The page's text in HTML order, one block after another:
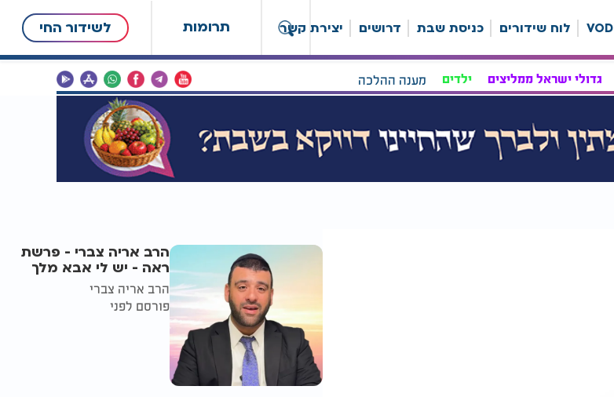
תרומות לשידור החי VOD לוח שידורים כניסת שבת דרושים יצירת קשר
גדולי ישראל ממליצים ילדים מענה ההלכה
הרב אריה צברי - פרשת
ראה - יש לי אבא מלך
הרב אריה צברי
פורסם לפני